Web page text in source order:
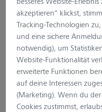
1 Bild
Objektiv
20x/0,8 M27
akzeptieren“ klickst,
Tracking-Technologien
und eine sichere
notwendig), um
Website-Funktionalität
erweiterte Funktionen
auf deine Interessen
(Marketing). Wenn du
Cookies zustimmst,